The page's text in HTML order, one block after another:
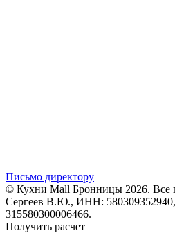
Письмо директору
© Кухни Mall Бронницы 2026.
Сергеев В.Ю., ИНН:
315580300006466.
Получить расчет